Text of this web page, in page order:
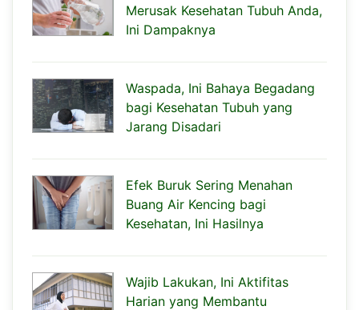
Merusak Kesehatan Tubuh Anda,
Ini Dampaknya
Waspada, Ini Bahaya Begadang
bagi Kesehatan Tubuh yang
Jarang Disadari
Efek Buruk Sering Menahan
Buang Air Kencing bagi
Kesehatan, Ini Hasilnya
Wajib Lakukan, Ini Aktifitas
Harian yang Membantu